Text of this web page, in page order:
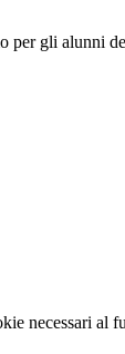
gli alunni
necessari al